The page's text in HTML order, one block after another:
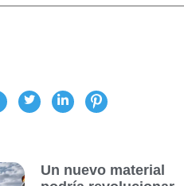
Un nuevo material